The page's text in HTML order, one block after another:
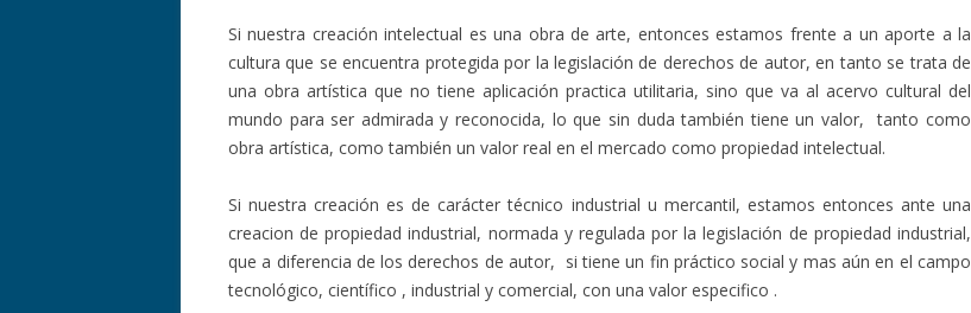
Si nuestra creación intelectual es una obra de arte, entonces estamos frente a un aporte a la
cultura que se encuentra protegida por la legislación de derechos de autor, en tanto se trata de
una obra artística que no tiene aplicación practica utilitaria, sino que va al acervo cultural del
mundo para ser admirada y reconocida, lo que sin duda también tiene un valor, tanto como
obra artística, como también un valor real en el mercado como propiedad intelectual.
Si nuestra creación es de carácter técnico industrial u mercantil, estamos entonces ante una
creacion de propiedad industrial, normada y regulada por la legislación de propiedad industrial,
que a diferencia de los derechos de autor, si tiene un fin práctico social y mas aún en el campo
tecnológico, científico , industrial y comercial, con una valor especifico .